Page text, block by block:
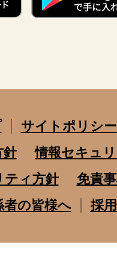
サイトポリシー
針
情報セキュ
ティ方針
免責
者の皆様へ
採